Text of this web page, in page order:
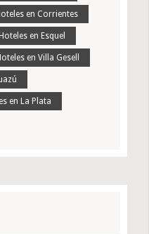
en Corrientes
Hoteles en Esquel
en Villa Gesell
en La Plata